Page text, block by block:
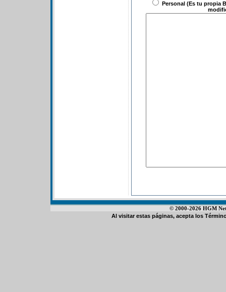
Personal (Es tu propia
© 2000-2026 HGM
Al visitar estas páginas, acepta los